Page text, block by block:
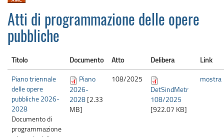
Atti di programmazione delle opere
pubbliche
Titolo Documento Atto Delibera
Link
Piano triennale
delle opere
pubbliche 2026-
2028
Documento di
programmazione
Piano
2026-
2028 [2.33
MB]
108/2025
DetSindMetr
108/2025
[922.07 KB]
mostra